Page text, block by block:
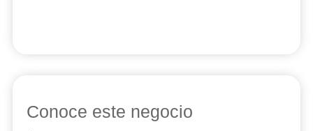
Conoce este negocio